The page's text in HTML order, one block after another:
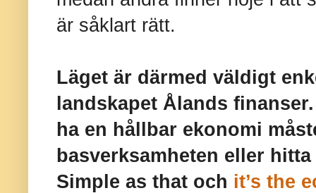
är såklart rätt.
Läget är därmed väldigt
landskapet Ålands
ha en hållbar ekonomi
basverksamheten eller
Simple as that och it’s the